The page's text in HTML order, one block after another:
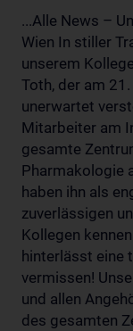
...Alle News –
Wien In stiller
unserem
Toth, der am
unerwartet
Mitarbeiter am
gesamte
Pharmakologie
haben ihn als
zuverlässigen
Kollegen
hinterlässt eine
vermissen!
und allen
des gesamten